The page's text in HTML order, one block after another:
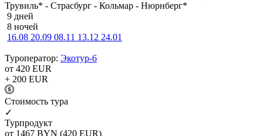
Трувиль* - Страсбург - Кольмар - Нюрнберг*
9 дней
8 ночей
16.08 20.09 08.11 13.12 24.01
Туроператор: Экотур-6
от 420 EUR
+ 200 EUR
Cтоимость тура
✓
Турпродукт
от 1467 BYN (420 EUR)